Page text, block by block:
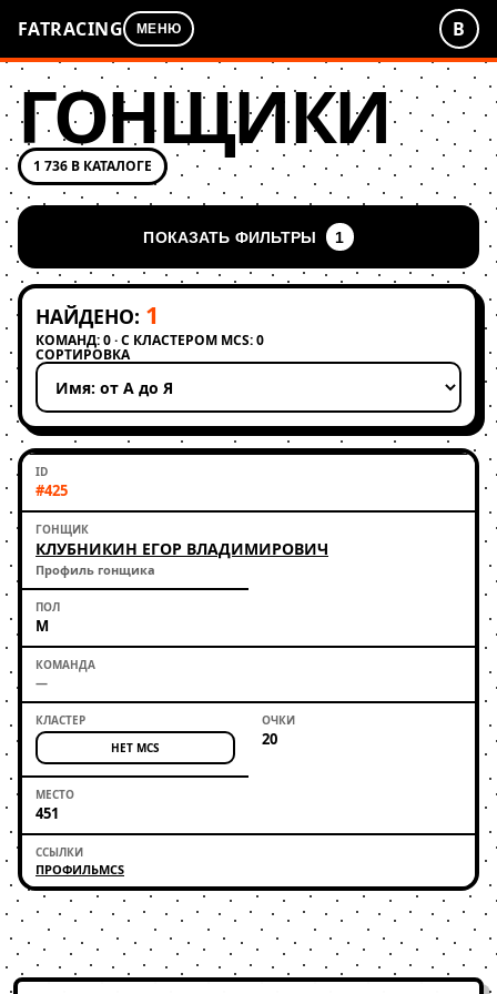
FATRACING МЕНЮ В
ГОНЩИКИ
1 736 В КАТАЛОГЕ
ПОКАЗАТЬ ФИЛЬТРЫ 1
НАЙДЕНО: 1
КОМАНД: 0 · С КЛАСТЕРОМ MCS: 0
СОРТИРОВКА
Применить сортировку
#425
КЛУБНИКИН ЕГОР ВЛАДИМИРОВИЧ
Профиль гонщика
М
—
НЕТ MCS 20
451
ПРОФИЛЬMCS